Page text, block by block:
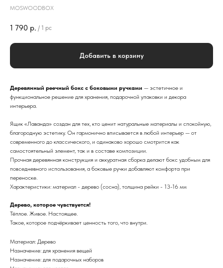
MOSWOODBOX
1 790 р. / 1 pc
Добавить в корзину
Деревянный реечный бокс с боковыми ручками — эстетичное и
функциональное решение для хранения, подарочной упаковки и декора
интерьера.
Ящик «Лаванда» создан для тех, кто ценит натуральные материалы и спокойную,
благородную эстетику. Он гармонично вписывается в любой интерьер — от
современного до классического, и одинаково хорошо смотрится как
самостоятельный элемент, так и в составе композиции.
Прочная деревянная конструкция и аккуратная сборка делают бокс удобным для
повседневного использования, а боковые ручки добавляют комфорта при
переноске.
Характеристики: материал - дерево (сосна), толщина рейки - 13-16 мм
Дерево, которое чувствуется!
Тёплое. Живое. Настоящее.
Такое, которое подчёркивает ценность того, что внутри.
Материал: Дерево
Назначение: для хранения вещей
Назначение: для подарочных наборов